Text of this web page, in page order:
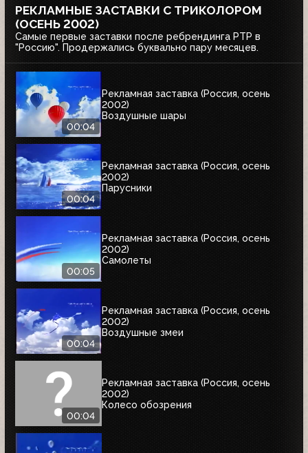
РЕКЛАМНЫЕ ЗАСТАВКИ С ТРИКОЛОРОМ
(ОСЕНЬ 2002)
Самые первые заставки после ребрендинга РТР в
"Россию". Продержались буквально пару месяцев.
00:04
Рекламная заставка (Россия, осень
2002)
Воздушные шары
00:04
Рекламная заставка (Россия, осень
2002)
Парусники
00:05
Рекламная заставка (Россия, осень
2002)
Самолеты
00:04
Рекламная заставка (Россия, осень
2002)
Воздушные змеи
00:04
Рекламная заставка (Россия, осень
2002)
Колесо обозрения